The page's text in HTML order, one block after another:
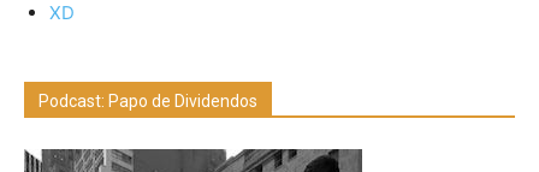
XD
Podcast: Papo de Dividendos